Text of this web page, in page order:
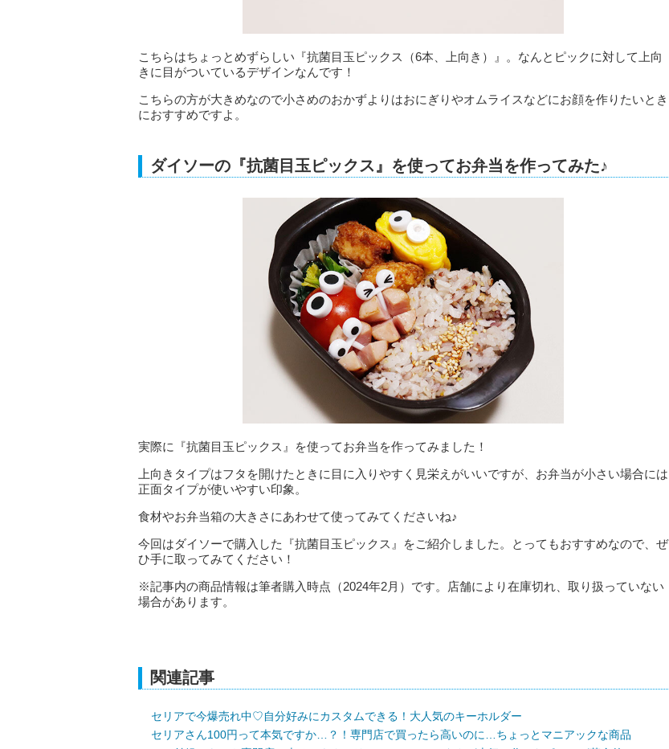
こちらはちょっとめずらしい『抗菌目玉ピックス（6本、上向き）』。なんとピックに対して上向
きに目がついているデザインなんです！
こちらの方が大きめなので小さめのおかずよりはおにぎりやオムライスなどにお顔を作りたいとき
におすすめですよ。
ダイソーの『抗菌目玉ピックス』を使ってお弁当を作ってみた♪
実際に『抗菌目玉ピックス』を使ってお弁当を作ってみました！
上向きタイプはフタを開けたときに目に入りやすく見栄えがいいですが、お弁当が小さい場合には
正面タイプが使いやすい印象。
食材やお弁当箱の大きさにあわせて使ってみてくださいね♪
今回はダイソーで購入した『抗菌目玉ピックス』をご紹介しました。とってもおすすめなので、ぜ
ひ手に取ってみてください！
※記事内の商品情報は筆者購入時点（2024年2月）です。店舗により在庫切れ、取り扱っていない
場合があります。
関連記事
セリアで今爆売れ中♡自分好みにカスタムできる！大人気のキーホルダー
セリアさん100円って本気ですか…？！専門店で買ったら高いのに…ちょっとマニアックな商品